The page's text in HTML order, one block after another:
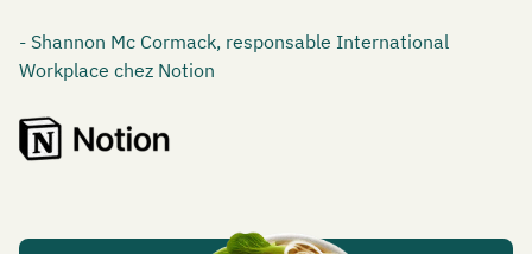
- Shannon Mc Cormack, responsable International
Workplace chez Notion